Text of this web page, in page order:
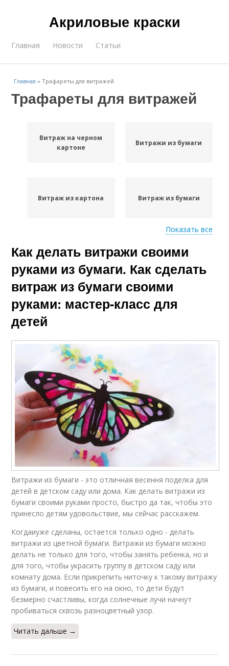
Акриловые краски
Главная Новости Статьи
Главная »Трафареты для витражей
Трафареты для витражей
Витраж на черном
картоне
Витражи из бумаги
Витраж из картона Витраж из бумаги
Бумага для витража Витраж на бумаге
Показать все
Как делать витражи своими
руками из бумаги. Как сделать
витраж из бумаги своими
руками: мастер-класс для
детей
Витражи из бумаги - это отличная весення поделка для
детей в детском саду или дома. Как делать витражи из
бумаги своими руками просто, быстро да так, чтобы это
принесло детям удовольствие, мы сейчас расскажем.
Когдаиуже сделаны, остается только одно - делать
витражи из цветной бумаги. Витражи из бумаги можно
делать не только для того, чтобы занять ребенка, но и
для того, чтобы украсить группу в детском саду или
комнату дома. Если прикрепить ниточку к такому витражу
из бумаги, и повесить его на окно, то дети будут
безмерно счастливы, когда солнечные лучи начнут
пробиваться сквозь разноцветный узор.
Читать дальше →